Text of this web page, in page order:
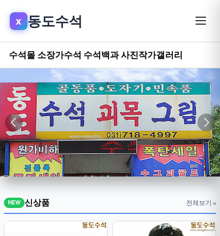
x 동도수석
수석몰 소장가수석 수석백과사진작가갤러리
NEW 신상품 전체보기 »